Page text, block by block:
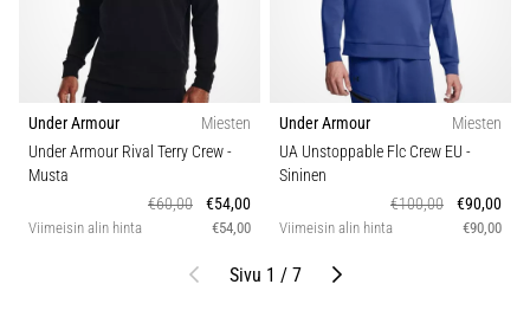
Under Armour
Miesten
Under Armour Rival Terry Crew-
Musta
€60,00
€54,00
Viimeisin alin hinta €54,00
Under Armour
Miesten
UA Unstoppable Flc Crew EU -
Sininen
€100,00
€90,00
Viimeisin alin hinta €90,00
EdellinenSivu 1 / 7 Seuraava